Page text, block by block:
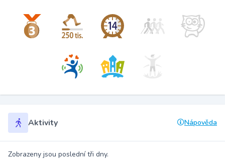
Aktivity Nápověda
Zobrazeny jsou poslední tři dny.